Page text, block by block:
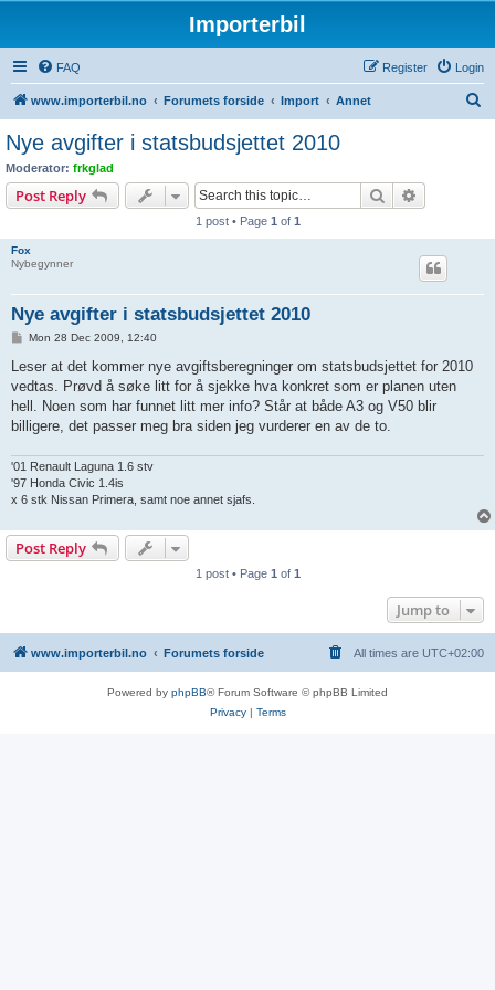
Importerbil
FAQ Login
Register
www.importerbil.no Forumets forside Import Annet
Nye avgifter i statsbudsjettet 2010
Moderator: frkglad
Post Reply Search
1 post • Page 1 of 1
Fox
Nybegynner
Nye avgifter i statsbudsjettet 2010
P
s
Mon 28 Dec 2009, 12:40
Leser at det kommer nye avgiftsberegninger om statsbudsjettet for 2010
vedtas. Prøvd å søke litt for å sjekke hva konkret som er planen uten
hell. Noen som har funnet litt mer info? Står at både A3 og V50 blir
billigere, det passer meg bra siden jeg vurderer en av de to.
'01 Renault Laguna 1.6 stv
'97 Honda Civic 1.4is
x 6 stk Nissan Primera, samt noe annet sjafs.
Post Reply
1 post • Page 1 of 1
Jump to
www.importerbil.no Forumets forside All times are UTC+02:00
Powered by phpBB® Forum Software © phpBB Limited
Privacy| Terms